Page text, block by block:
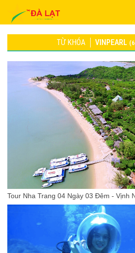
TỪ KHÓA VINPEARL
Tour Nha Trang 04 Ngày 03 Đêm - Vịnh